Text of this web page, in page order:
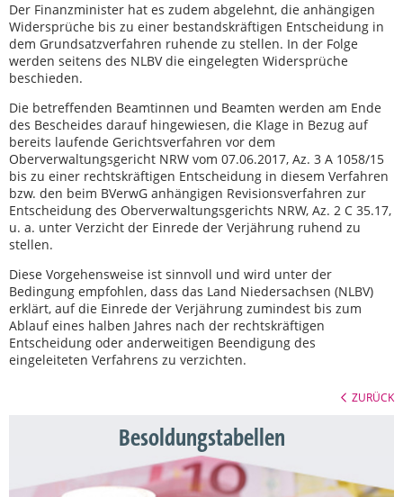
Besoldungstabellen
Der Finanzminister hat es zudem abgelehnt, die anhängigen
Widersprüche bis zu einer bestandskräftigen Entscheidung in
dem Grundsatzverfahren ruhende zu stellen. In der Folge
werden seitens des NLBV die eingelegten Widersprüche
beschieden.
Die betreffenden Beamtinnen und Beamten werden am Ende
des Bescheides darauf hingewiesen, die Klage in Bezug auf
bereits laufende Gerichtsverfahren vor dem
Oberverwaltungsgericht NRW vom 07.06.2017, Az. 3 A 1058/15
bis zu einer rechtskräftigen Entscheidung in diesem Verfahren
bzw. den beim BVerwG anhängigen Revisionsverfahren zur
Entscheidung des Oberverwaltungsgerichts NRW, Az. 2 C 35.17,
u. a. unter Verzicht der Einrede der Verjährung ruhend zu
stellen.
Diese Vorgehensweise ist sinnvoll und wird unter der
Bedingung empfohlen, dass das Land Niedersachsen (NLBV)
erklärt, auf die Einrede der Verjährung zumindest bis zum
Ablauf eines halben Jahres nach der rechtskräftigen
Entscheidung oder anderweitigen Beendigung des
eingeleiteten Verfahrens zu verzichten.
ZURÜCK